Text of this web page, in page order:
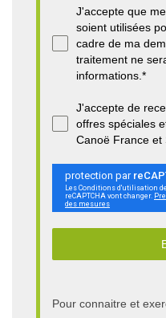
J'accepte que
soient utilisées
cadre de ma
traitement ne
informations.*
J'accepte de
offres spéciales
Canoë France et
Pour connaitre et